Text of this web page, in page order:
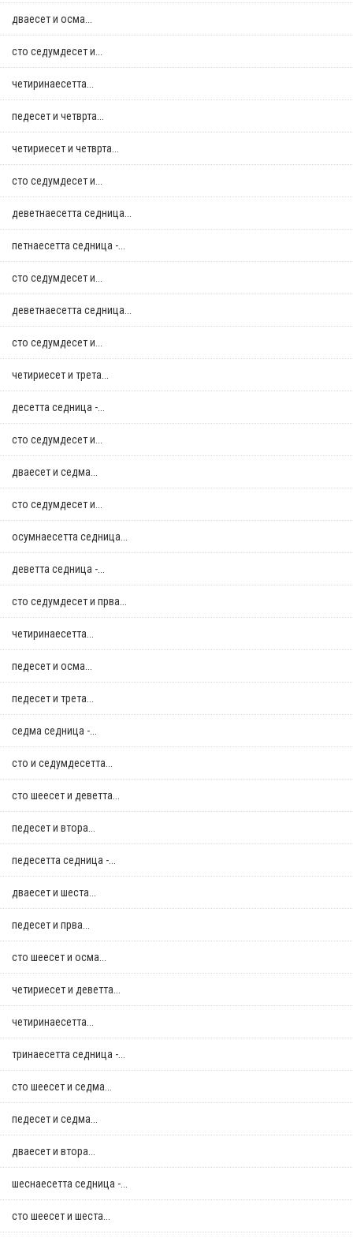
дваесет и осма...
сто седумдесет и...
четиринаесетта...
педесет и четврта...
четириесет и четврта...
сто седумдесет и...
деветнаесетта седница...
петнаесетта седница -...
сто седумдесет и...
деветнаесетта седница...
сто седумдесет и...
четириесет и трета...
десетта седница -...
сто седумдесет и...
дваесет и седма...
сто седумдесет и...
осумнaесетта седница...
деветта седница -...
сто седумдесет и прва...
четиринаесетта...
педесет и осма...
педесет и трета...
седма седница -...
сто и седумдесетта...
сто шеесет и деветта...
педесет и втора...
педесетта седница -...
дваесет и шеста...
педесет и прва...
сто шеесет и осма...
четириесет и деветта...
четиринаесетта...
тринаесетта седница -...
сто шеесет и седма...
педесет и седма...
дваесет и втора...
шеснаесетта седница -...
сто шеесет и шеста...